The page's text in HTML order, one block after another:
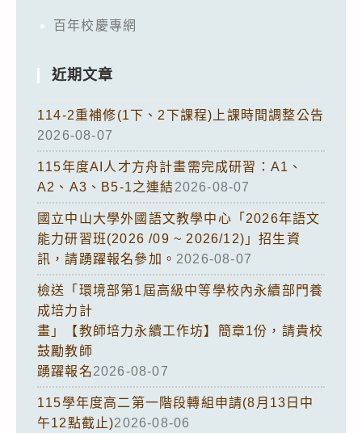
百年校慶專網
近期文章
114-2重補修(1下、2下課程)上課時間調整公告
2026-08-07
115年度AI人才方舟計畫需完成研習：A1、
A2、A3、B5-1之連結2026-08-07
國立中山大學外國語文教學中心「2026年語文
能力研習班(2026 /09 ~ 2026/12)」招生資
訊，請踴躍報名參加。 2026-08-07
檢送「環境部第1屆高級中等學校內永續部門養
成培力計
畫」【教師培力永續工作坊】簡章1份，請貴校
鼓勵教師
踴躍報名2026-08-07
115學年度高二第一階段轉組申請(8月13日中
午12點截止)2026-08-06